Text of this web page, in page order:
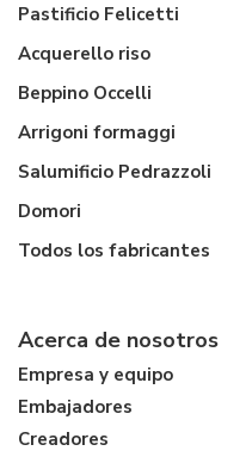
Pastificio Felicetti
Acquerello riso
Beppino Occelli
Arrigoni formaggi
Salumificio Pedrazzoli
Domori
Todos los fabricantes
Acerca de nosotros
Empresa y equipo
Embajadores
Creadores